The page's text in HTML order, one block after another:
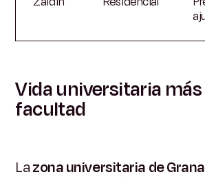
Vida universitaria más
facultad
Lazona universitaria de